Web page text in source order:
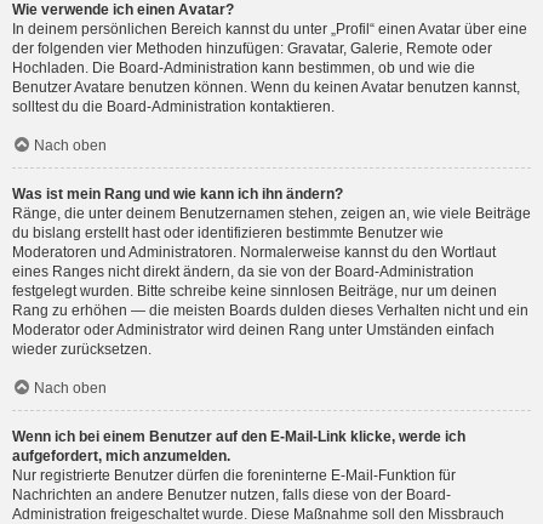
Wie verwende ich einen Avatar?
In deinem persönlichen Bereich kannst du unter „Profil“ einen Avatar über eine
der folgenden vier Methoden hinzufügen: Gravatar, Galerie, Remote oder
Hochladen. Die Board-Administration kann bestimmen, ob und wie die
Benutzer Avatare benutzen können. Wenn du keinen Avatar benutzen kannst,
solltest du die Board-Administration kontaktieren.
Nach oben
Was ist mein Rang und wie kann ich ihn ändern?
Ränge, die unter deinem Benutzernamen stehen, zeigen an, wie viele Beiträge
du bislang erstellt hast oder identifizieren bestimmte Benutzer wie
Moderatoren und Administratoren. Normalerweise kannst du den Wortlaut
eines Ranges nicht direkt ändern, da sie von der Board-Administration
festgelegt wurden. Bitte schreibe keine sinnlosen Beiträge, nur um deinen
Rang zu erhöhen — die meisten Boards dulden dieses Verhalten nicht und ein
Moderator oder Administrator wird deinen Rang unter Umständen einfach
wieder zurücksetzen.
Nach oben
Wenn ich bei einem Benutzer auf den E-Mail-Link klicke, werde ich
aufgefordert, mich anzumelden.
Nur registrierte Benutzer dürfen die foreninterne E-Mail-Funktion für
Nachrichten an andere Benutzer nutzen, falls diese von der Board-
Administration freigeschaltet wurde. Diese Maßnahme soll den Missbrauch